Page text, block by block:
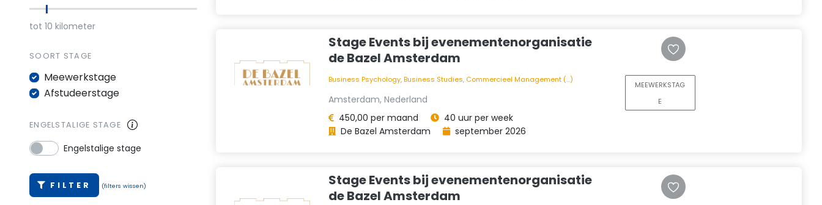
tot 10 kilometer
SOORT STAGE
Meewerkstage
Afstudeerstage
ENGELSTALIGE STAGE
Engelstalige stage
FILTER (filters wissen)
Stage Events bij evenementenorganisatie
de Bazel Amsterdam
Business Psychology, Business Studies, Commercieel Management (...)
Amsterdam, Nederland
450,00 per maand
40 uur per week
De Bazel Amsterdam
september 2026
MEEWERKSTAG
E
Stage Events bij evenementenorganisatie
de Bazel Amsterdam